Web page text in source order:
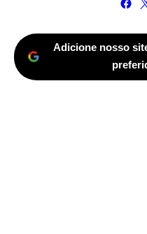
Adicione nosso